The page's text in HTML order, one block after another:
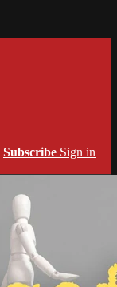
Subscribe Sign in